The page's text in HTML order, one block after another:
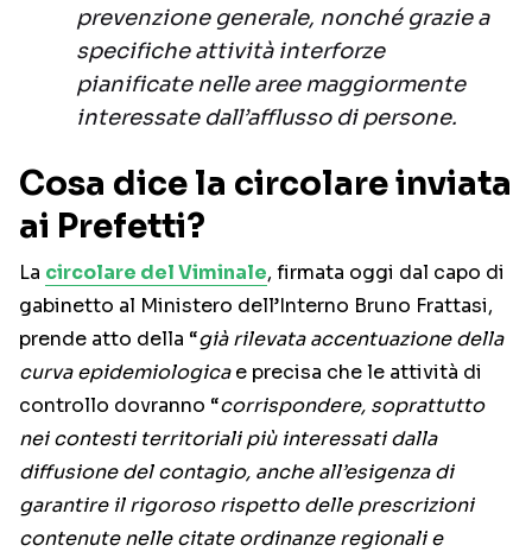
prevenzione generale, nonché grazie a
specifiche attività interforze
pianificate nelle aree maggiormente
interessate dall’afflusso di persone.
Cosa dice la circolare inviata
ai Prefetti?
La circolare del Viminale, firmata oggi dal capo di
gabinetto al Ministero dell’Interno Bruno Frattasi,
prende atto della “già rilevata accentuazione della
curva epidemiologicae precisa che le attività di
controllo dovranno “corrispondere, soprattutto
nei contesti territoriali più interessati dalla
diffusione del contagio, anche all’esigenza di
garantire il rigoroso rispetto delle prescrizioni
contenute nelle citate ordinanze regionali e